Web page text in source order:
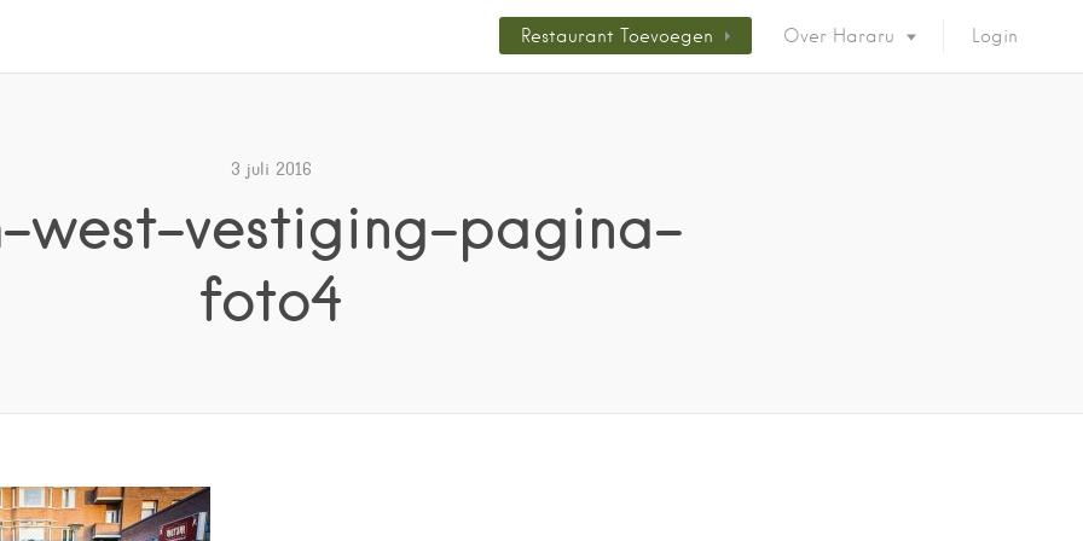
Restaurant Toevoegen Over Hararu Login
3 juli 2016
west-vestiging-pagina-
foto4